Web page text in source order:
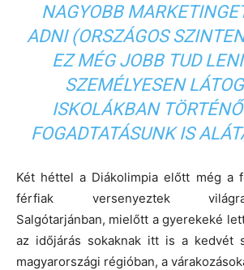
NAGYOBB
ADNI (ORSZÁGOS
EZ MÉG JOBB TUD
SZEMÉLYESEN
ISKOLÁKBAN
FOGADTATÁSUNK IS
Két héttel a Diákolimpia előtt még a
férfiak versenyeztek
Salgótarjánban, mielőtt a gyerekeké
az időjárás sokaknak itt is a kedvét
magyarországi régióban, a